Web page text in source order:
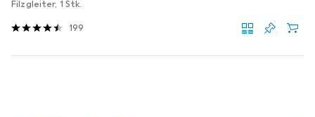
Filzgleiter, 1 Stk.
199